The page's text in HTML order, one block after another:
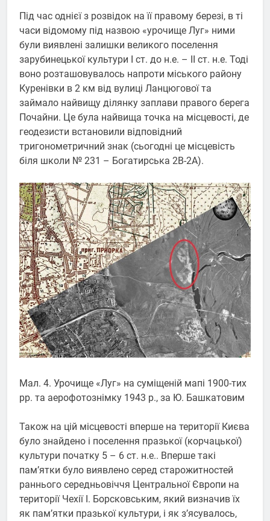
Під час однієї з розвідок на її правому березі, в ті
часи відомому під назвою «урочище Луг» ними
були виявлені залишки великого поселення
зарубинецької культури I ст. до н.е. – II ст. н.е. Тоді
воно розташовувалось напроти міського району
Куренівки в 2 км від вулиці Ланцюгової та
займало найвищу ділянку заплави правого берега
Почайни. Це була найвища точка на місцевості, де
геодезисти встановили відповідний
тригонометричний знак (сьогодні це місцевість
біля школи № 231 – Богатирська 2В-2А).
Мал. 4. Урочище «Луг» на суміщеній мапі 1900-тих
рр. та аерофотознімку 1943 р., за Ю. Башкатовим
Також на цій місцевості вперше на території Києва
було знайдено і поселення празької (корчацької)
культури початку 5 – 6 ст. н.е.. Вперше такі
пам’ятки було виявлено серед старожитностей
раннього середньовіччя Центральної Європи на
території Чехії І. Борсковським, який визначив їх
як пам’ятки празької культури, і як з’ясувалось,